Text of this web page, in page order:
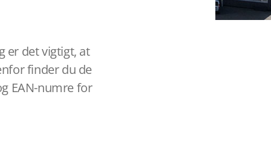
er det vigtigt, at
finder du de
EAN-numre for